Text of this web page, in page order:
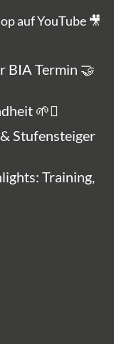
auf YouTube 🎥
BIA Termin 🤝
🌱🪏
Stufensteiger
Training,